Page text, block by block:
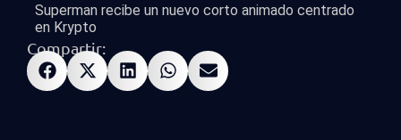
Superman recibe un nuevo corto animado centrado
en Krypto
Compartir: